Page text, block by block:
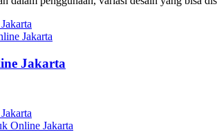
Jakarta
Jakarta
Online Jakarta